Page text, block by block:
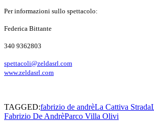
Per informazioni sullo spettacolo:
Federica Bittante
340 9362803
spettacoli@zeldasrl.com
www.zeldasrl.com
TAGGED:fabrizio de andrèLa Cattiva Strada
Fabrizio De AndrèParco Villa Olivi